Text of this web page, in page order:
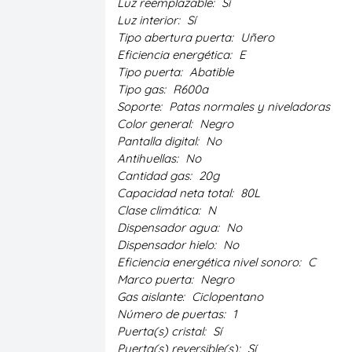
Luz interior: Sí
Tipo abertura puerta: Uñero
Eficiencia energética: E
Tipo puerta: Abatible
Tipo gas: R600a
Soporte: Patas normales y niveladoras
Color general: Negro
Pantalla digital: No
Antihuellas: No
Cantidad gas: 20g
Capacidad neta total: 80L
Clase climática: N
Dispensador agua: No
Dispensador hielo: No
Eficiencia energética nivel sonoro: C
Marco puerta: Negro
Gas aislante: Ciclopentano
Número de puertas: 1
Puerta(s) cristal: Sí
Puerta(s) reversible(s): Sí